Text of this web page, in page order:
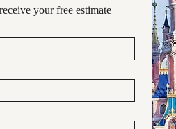
your free estimate